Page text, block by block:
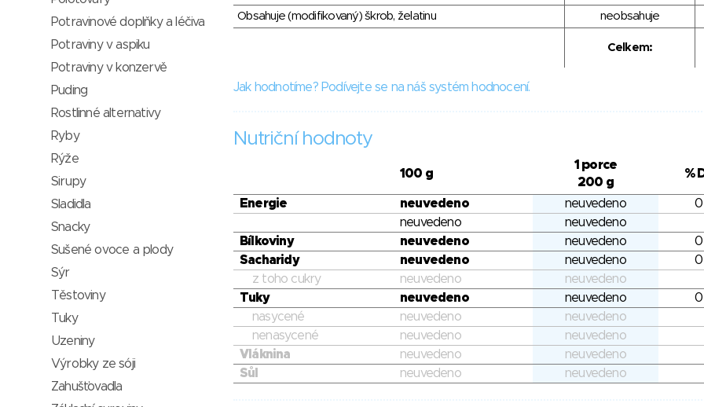
Obsahuje (modifikovaný) škrob, želatinu
neobsahuje
Celkem:
Jak hodnotíme? Podívejte se na náš systém hodnocení.
Nutriční hodnoty
100 g
1 porce
200 g
%
Energie neuvedeno neuvedeno
0
neuvedeno
neuvedeno
Bílkoviny
neuvedeno neuvedeno
0
Sacharidy
neuvedeno neuvedeno
0
z toho cukry
neuvedeno
neuvedeno
Tuky
neuvedeno neuvedeno
0
nasycené
neuvedeno
neuvedeno
nenasycené
neuvedeno
neuvedeno
Vláknina
neuvedeno
neuvedeno
Sůl
neuvedeno neuvedeno
Potravinové doplňky a léčiva
Potraviny v aspiku
Potraviny v konzervě
Puding
Rostlinné alternativy
Ryby
Rýže
Sirupy
Sladidla
Snacky
Sušené ovoce a plody
Sýr
Těstoviny
Tuky
Uzeniny
Výrobky ze sóji
Zahušťovadla